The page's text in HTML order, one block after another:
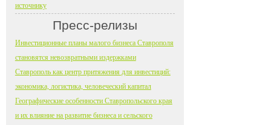
источнику
Пресс-релизы
Инвестиционные планы малого бизнеса Ставрополя
становятся невозвратными издержками
Ставрополь как центр притяжения для инвестиций:
экономика, логистика, человеческий капитал
Географические особенности Ставропольского края
и их влияние на развитие бизнеса и сельского